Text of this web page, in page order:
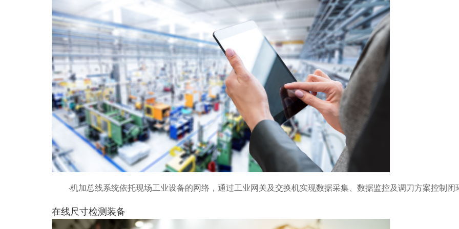
·机加总线系统依托现场工业设备的网络，通过工业网关及交换机实现数据采集、数据监控及调刀方案控制闭
在线尺寸检测装备